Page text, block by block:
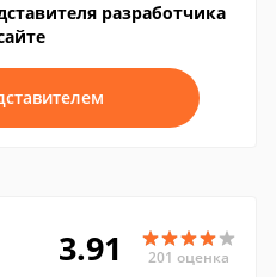
разработчика
3.91 201 оценка